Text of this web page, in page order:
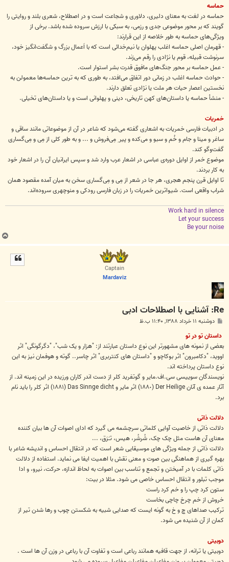
حماسه
حماسه در لغت به معنای دلیری، دلاوری و شجاعت است و در اصطلاح، شعری بلند و روایتی را
گویند که بر محور موضوعی جدی و رزمی، به سبکی با ارزش سروده شده باشد. برخی از
ویژگی‌های حماسه به طور خلاصه از این قرارند:
- قهرمان اصلی حماسه اغلب پهلوان یا نیم‌خدائی است که با اَعمال بزرگ و شگفت‌انگیز خود،
سرنوشت قبیله، قوم یا نژادی را رقم می‌زند.
- عمل حماسه بر محور جنگ‌های مافوق قدرت بشر استوار است.
- حوادث حماسه اغلب در زمانی دور اتفاق می‌افتد، به طوری که به ترین حماسه‌ها معمولن به
نخستین اعصار حیات هر ملت یا نژادی تعلق دارند.
- منشأ حماسه یا داستان‌های کهن تاریخی، دینی و پهلوانی است و یا داستان‌های تخیلی.
خمریات
در ادبیات فارسی خمریات به اشعاری گفته می‌شود که شاعر در آن از موضوعاتی مانند ساقی و
ساغر و مینا و جام و خُم و سبو و می‌کده و پیر ِ مِی‌فروش و ... و به طور کلی از مِی و مِی‌گساری
گفت‌وگو کند.
موضوع خمر از اوایل دوره‌ی عباسی در اشعار عرب وارد شد و سپس ایرانیان آن را در اشعار خود
به کار بردند.
تا اوایل قرن پنجم هجری، هر جا در شعر از مِی و مِی‌گساری سخن به میان آمده مقصود همان
شراب واقعی است. شیواترین خمریات را در زبان فارسی رودکی و منوچهری سروده‌اند.
Work hard in silence
Let your success
Be your noise
Captain
Mardaviz
Re: آشنایی با اصطلاحات ادبی
ت
دوشنبه ۱۱ خرداد ۱۳۸۸, ۱۱:۴۰ ب.ظ
داستان تو در تو
بعضی از نمونه های مشهورتر این نوع داستان عبارتند از: "هزار و یک شب"، "دگرگونگی" اثر
اووید، "دکامبرون" اثر بوکاچو و "داستان های کنتربری" اثر چاسر.. گوته و هوفمان نیز به این
نوع داستان پرداخته اند.
نویسندگان سوییسی سی.اف.مایر و گوتفرید کلر از دست اندر کاران ورزیده در این زمینه اند. از
آثار عمده ی آنان Der Heilige (١٨٨٠) اثر مایر و Das Sinnge dicht (١٨٨١) اثر کلر را باید نام
برد.
دلالت ذاتی
دلالت ذاتی از خاصیت آوایی کلماتی سرچشمه می گیرد که ادای اصوات آن ها بیان کننده
معنای آن هاست مثل چک چک، شُرشُر، هیس، تـَرَق، ...
دلالت ذاتی از جمله ویژگی های موسیقایی شعر است که در انتقال احساس و اندیشه شاعر با
بهره گیری از هماهنگی بین صوت و معنی نقش با اهمیت ایفا می نماید. استفاده از دلالت
ذاتی کلمات با در آمیختن و تجمع و تناسب بین اصوات به لحاظ اندازه، حرکت، نیرو، و ادا
موجب تبلور و انتقال احساس خاصی می شود. مثلا در بیت:
ستون کرد چپ را و خم کرد راست
خروش از خم چرخ چاچی بخاست
ترکیب صداهای چ و خ به گونه ایست که صدایی شبیه به شکستن چوب و رها شدن تیر از
کمان از آن شنیده می شود.
دوبیتی
دوبیتی یا ترانه، از جهت قافیه همانند رباعی است و تفاوت آن با رباعی در وزن آن ها است .